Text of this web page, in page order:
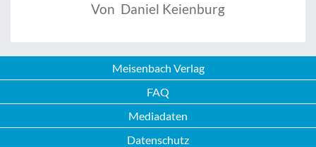
Von Daniel Keienburg
Meisenbach Verlag
FAQ
Mediadaten
Datenschutz